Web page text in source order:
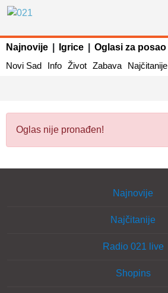
Najnovije Igrice Oglasi za posao
Novi Sad
Info Život Zabava Najčitanije
Oglas nije pronađen!
Najnovije
Najčitanije
Radio 021 live
Shopins